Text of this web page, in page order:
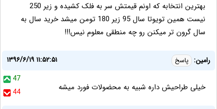
بهترین انتخابه که اونم قیمتش سر به فلک کشیده و زیر 250
نیست همین تویوتا سال 95 زیر 180 تومن میشد خرید سال به
سال گرون تر میکنن رو چه منطقی معلوم نیس!!!
رامین: پاسخ
۱۳۹۶/۶/۱۹ ۱۱:۵۲:۵۱
47
44
خیلی طراحیش داره شبیه به محضولات فورد میشه